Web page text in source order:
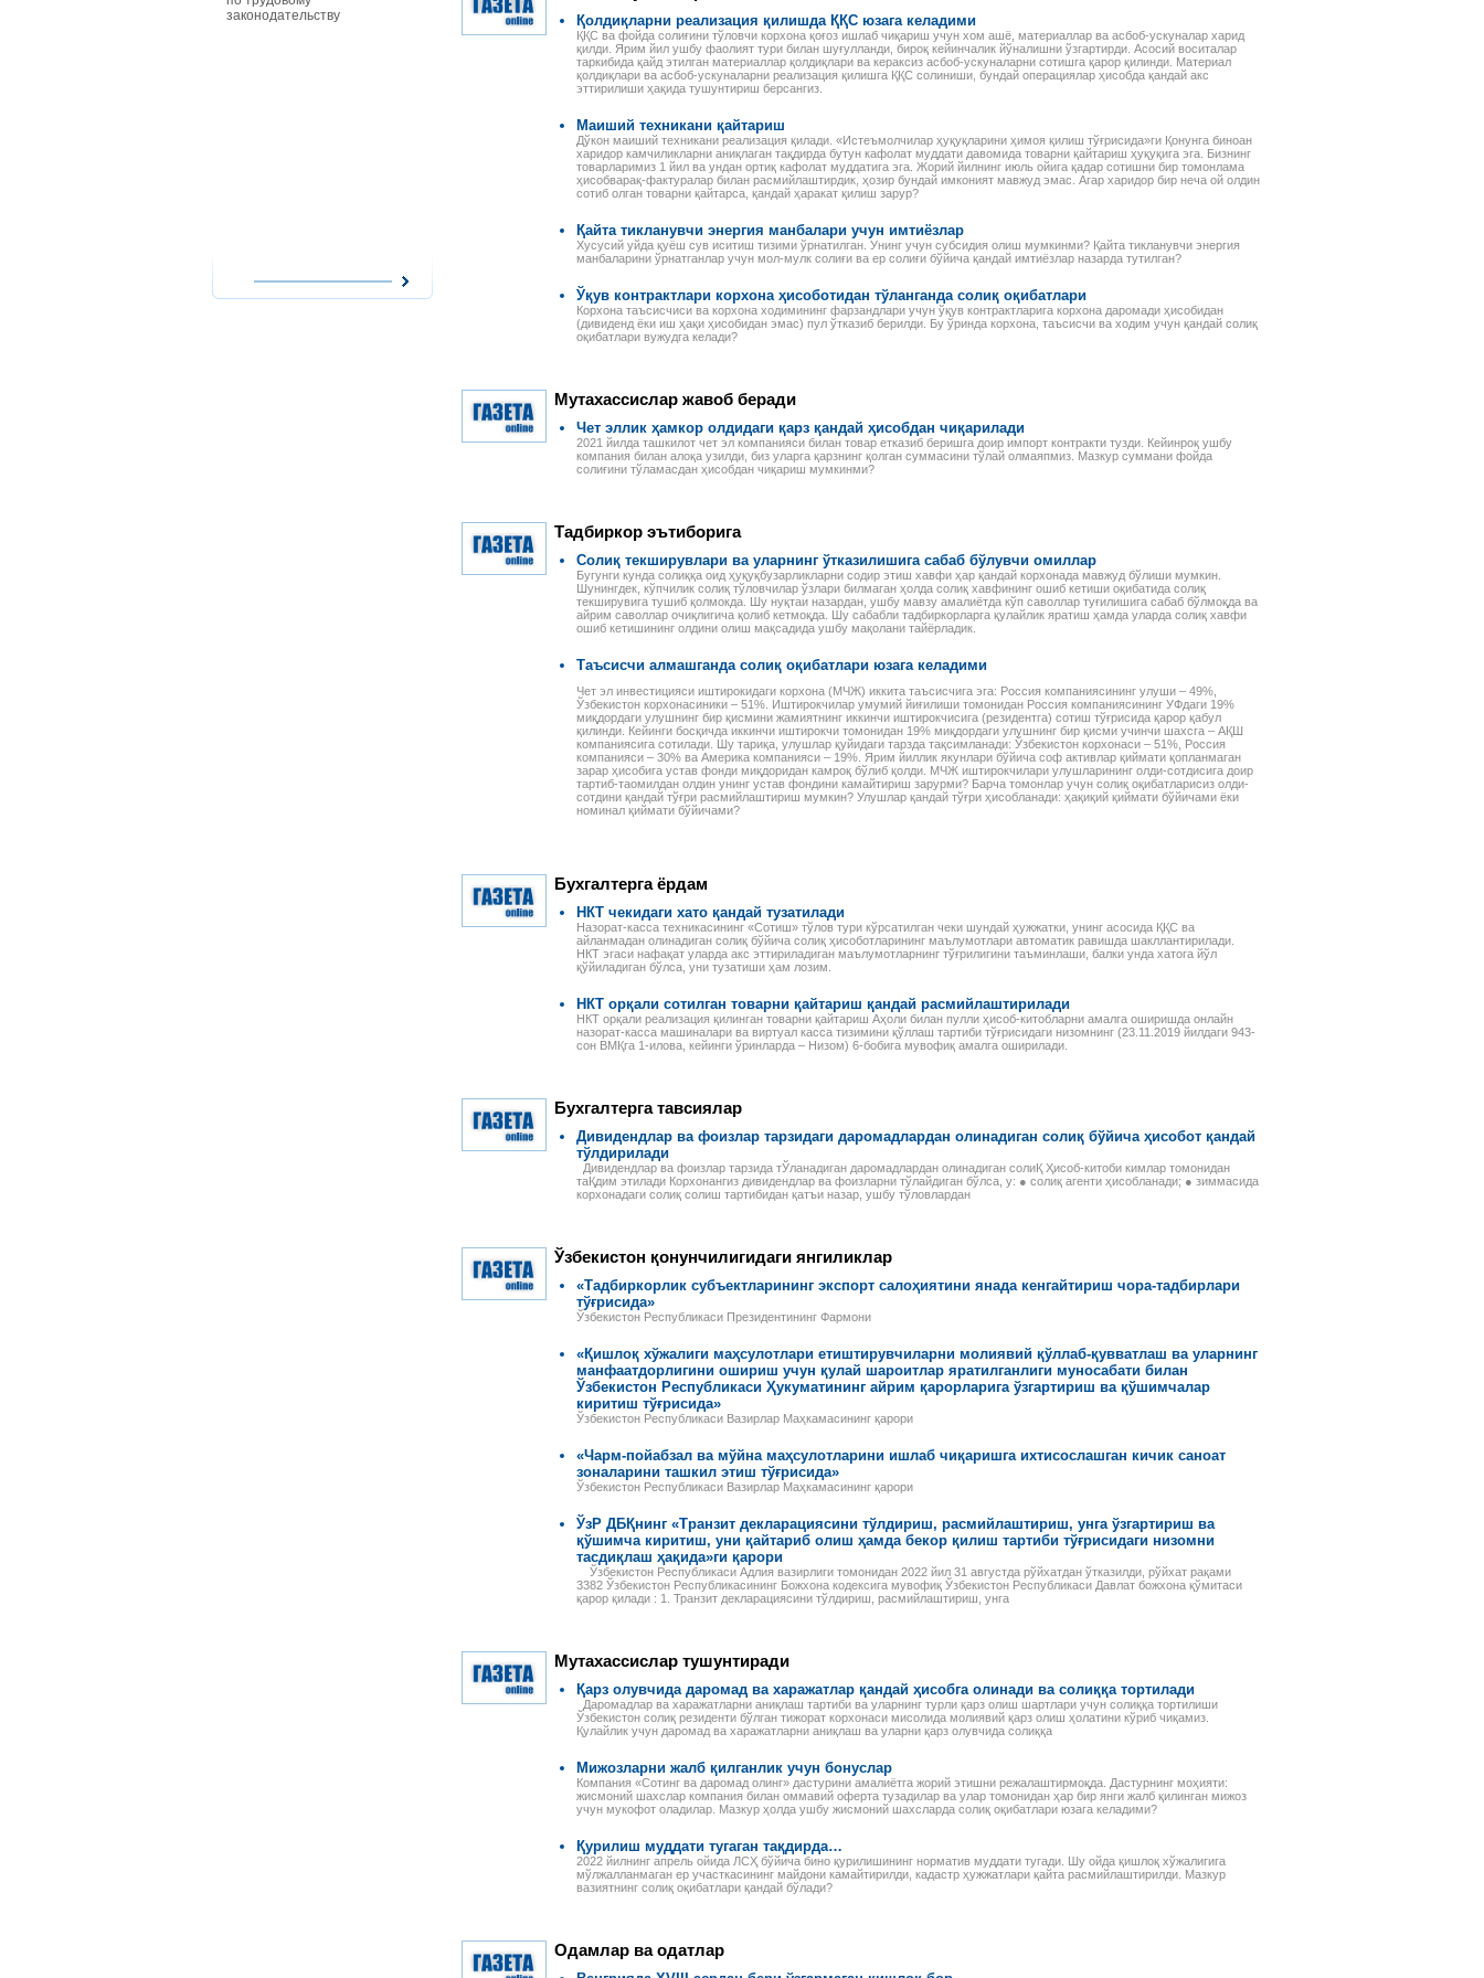
законодательству
совместителей, сезонных
работников и надомников —
действующие ограничения
совместителей, начисление
им заработной платы при
форме оплаты труда, виды
сезонных работ и расчеты с
работниками-сезонщиками,
особенности организации
надомного труда и выгоды
надомников, возмещение
Республики Узбекистан,
постановления и
распоряжения Кабинета
министров Республики
Узбекистан,
Министерством юстиции
Республики Узбекистан, а
также иные нормативные
акты, в том числе
ведомственные и местные,
касающиеся вопросов
расчетами, с учетом всех
изменений и дополнений,
внесенных в
законодательство.
нематериальных активов,
финансовых инвестиций и др.
Қолдиқларни реализация қилишда ҚҚС юзага келадими
ҚҚС ва фойда солиғини тўловчи корхона қоғоз ишлаб чиқариш учун хом ашё, материаллар ва асбоб-ускуналар харид
қилди. Ярим йил ушбу фаолият тури билан шуғулланди, бироқ кейинчалик йўналишни ўзгартирди. Асосий воситалар
таркибида қайд этилган материаллар қолдиқлари ва кераксиз асбоб-ускуналарни сотишга қарор қилинди. Материал
қолдиқлари ва асбоб-ускуналарни реализация қилишга ҚҚС солиниши, бундай операциялар ҳисобда қандай акс
эттирилиши ҳақида тушунтириш берсангиз.
Маиший техникани қайтариш
Дўкон маиший техникани реализация қилади. «Истеъмолчилар ҳуқуқларини ҳимоя қилиш тўғрисида»ги Қонунга биноан
харидор камчиликларни аниқлаган тақдирда бутун кафолат муддати давомида товарни қайтариш ҳуқуқига эга. Бизнинг
товарларимиз 1 йил ва ундан ортиқ кафолат муддатига эга. Жорий йилнинг июль ойига қадар сотишни бир томонлама
ҳисобварақ-фактуралар билан расмийлаштирдик, ҳозир бундай имконият мавжуд эмас. Агар харидор бир неча ой олдин
сотиб олган товарни қайтарса, қандай ҳаракат қилиш зарур?
Қайта тикланувчи энергия манбалари учун имтиёзлар
Хусусий уйда қуёш сув иситиш тизими ўрнатилган. Унинг учун субсидия олиш мумкинми? Қайта тикланувчи энергия
манбаларини ўрнатганлар учун мол-мулк солиғи ва ер солиғи бўйича қандай имтиёзлар назарда тутилган?
Ўқув контрактлари корхона ҳисоботидан тўланганда солиқ оқибатлари
Корхона таъсисчиси ва корхона ходимининг фарзандлари учун ўқув контрактларига корхона даромади ҳисобидан
(дивиденд ёки иш ҳақи ҳисобидан эмас) пул ўтказиб берилди. Бу ўринда корхона, таъсисчи ва ходим учун қандай солиқ
оқибатлари вужудга келади?
Мутахассислар жавоб беради
Чет эллик ҳамкор олдидаги қарз қандай ҳисобдан чиқарилади
2021 йилда ташкилот чет эл компанияси билан товар етказиб беришга доир импорт контракти тузди. Кейинроқ ушбу
компания билан алоқа узилди, биз уларга қарзнинг қолган суммасини тўлай олмаяпмиз. Мазкур суммани фойда
солиғини тўламасдан ҳисобдан чиқариш мумкинми?
Тадбиркор эътиборига
Солиқ текширувлари ва уларнинг ўтказилишига сабаб бўлувчи омиллар
Бугунги кунда солиққа оид ҳуқуқбузарликларни содир этиш хавфи ҳар қандай корхонада мавжуд бўлиши мумкин.
Шунингдек, кўпчилик солиқ тўловчилар ўзлари билмаган ҳолда солиқ хавфининг ошиб кетиши оқибатида солиқ
текширувига тушиб қолмокда. Шу нуқтаи назардан, ушбу мавзу амалиётда кўп саволлар туғилишига сабаб бўлмоқда ва
айрим саволлар очиқлигича қолиб кетмоқда. Шу сабабли тадбиркорларга қулайлик яратиш ҳамда уларда солиқ хавфи
ошиб кетишининг олдини олиш мақсадида ушбу мақолани тайёрладик.
Таъсисчи алмашганда солиқ оқибатлари юзага келадими
Чет эл инвестицияси иштирокидаги корхона (МЧЖ) иккита таъсисчига эга: Россия компаниясининг улуши – 49%,
Ўзбекистон корхонасиники – 51%. Иштирокчилар умумий йиғилиши томонидан Россия компаниясининг УФдаги 19%
миқдордаги улушнинг бир қисмини жамиятнинг иккинчи иштирокчисига (резидентга) сотиш тўғрисида қарор қабул
қилинди. Кейинги босқичда иккинчи иштирокчи томонидан 19% миқдордаги улушнинг бир қисми учинчи шахсга – АҚШ
компаниясига сотилади. Шу тариқа, улушлар қуйидаги тарзда тақсимланади: Ўзбекистон корхонаси – 51%, Россия
компанияси – 30% ва Америка компанияси – 19%. Ярим йиллик якунлари бўйича соф активлар қиймати қопланмаган
зарар ҳисобига устав фонди миқдоридан камроқ бўлиб қолди. МЧЖ иштирокчилари улушларининг олди-сотдисига доир
тартиб-таомилдан олдин унинг устав фондини камайтириш зарурми? Барча томонлар учун солиқ оқибатларисиз олди-
сотдини қандай тўғри расмийлаштириш мумкин? Улушлар қандай тўғри ҳисобланади: ҳақиқий қиймати бўйичами ёки
номинал қиймати бўйичами?
Бухгалтерга ёрдам
НКТ чекидаги хато қандай тузатилади
Назорат-касса техникасининг «Сотиш» тўлов тури кўрсатилган чеки шундай ҳужжатки, унинг асосида ҚҚС ва
айланмадан олинадиган солиқ бўйича солиқ ҳисоботларининг маълумотлари автоматик равишда шакллантирилади.
НКТ эгаси нафақат уларда акс эттириладиган маълумотларнинг тўғрилигини таъминлаши, балки унда хатога йўл
қўйиладиган бўлса, уни тузатиши ҳам лозим.
НКТ орқали сотилган товарни қайтариш қандай расмийлаштирилади
НКТ орқали реализация қилинган товарни қайтариш Аҳоли билан пулли ҳисоб-китобларни амалга оширишда онлайн
назорат-касса машиналари ва виртуал касса тизимини қўллаш тартиби тўғрисидаги низомнинг (23.11.2019 йилдаги 943-
сон ВМҚга 1-илова, кейинги ўринларда – Низом) 6-бобига мувофиқ амалга оширилади.
Бухгалтерга тавсиялар
Дивидендлар ва фоизлар тарзидаги даромадлардан олинадиган солиқ бўйича ҳисобот қандай
тўлдирилади
Дивидендлар ва фоизлар тарзида тЎланадиган даромадлардан олинадиган солиҚ Ҳисоб-китоби кимлар томонидан
таҚдим этилади Корхонангиз дивидендлар ва фоизларни тўлайдиган бўлса, у: ● солиқ агенти ҳисобланади; ● зиммасида
корхонадаги солиқ солиш тартибидан қатъи назар, ушбу тўловлардан
Ўзбекистон қонунчилигидаги янгиликлар
«Тадбиркорлик субъектларининг экспорт салоҳиятини янада кенгайтириш чора-тадбирлари
тўғрисида»
Ўзбекистон Республикаси Президентининг Фармони
«Қишлоқ хўжалиги маҳсулотлари етиштирувчиларни молиявий қўллаб-қувватлаш ва уларнинг
манфаатдорлигини ошириш учун қулай шароитлар яратилганлиги муносабати билан
Ўзбекистон Республикаси Ҳукуматининг айрим қарорларига ўзгартириш ва қўшимчалар
киритиш тўғрисида»
Ўзбекистон Республикаси Вазирлар Маҳкамасининг қарори
«Чарм-пойабзал ва мўйна маҳсулотларини ишлаб чиқаришга ихтисослашган кичик саноат
зоналарини ташкил этиш тўғрисида»
Ўзбекистон Республикаси Вазирлар Маҳкамасининг қарори
ЎзР ДБҚнинг «Транзит декларациясини тўлдириш, расмийлаштириш, унга ўзгартириш ва
қўшимча киритиш, уни қайтариб олиш ҳамда бекор қилиш тартиби тўғрисидаги низомни
тасдиқлаш ҳақида»ги қарори
Ўзбекистон Республикаси Адлия вазирлиги томонидан 2022 йил 31 августда рўйхатдан ўтказилди, рўйхат рақами
3382 Ўзбекистон Республикасининг Божхона кодексига мувофиқ Ўзбекистон Республикаси Давлат божхона қўмитаси
қарор қилади : 1. Транзит декларациясини тўлдириш, расмийлаштириш, унга
Мутахассислар тушунтиради
Қарз олувчида даромад ва харажатлар қандай ҳисобга олинади ва солиққа тортилади
Даромадлар ва харажатларни аниқлаш тартиби ва уларнинг турли қарз олиш шартлари учун солиққа тортилиши
Ўзбекистон солиқ резиденти бўлган тижорат корхонаси мисолида молиявий қарз олиш ҳолатини кўриб чиқамиз.
Қулайлик учун даромад ва харажатларни аниқлаш ва уларни қарз олувчида солиққа
Мижозларни жалб қилганлик учун бонуслар
Компания «Сотинг ва даромад олинг» дастурини амалиётга жорий этишни режалаштирмоқда. Дастурнинг моҳияти:
жисмоний шахслар компания билан оммавий оферта тузадилар ва улар томонидан ҳар бир янги жалб қилинган мижоз
учун мукофот оладилар. Мазкур ҳолда ушбу жисмоний шахсларда солиқ оқибатлари юзага келадими?
Қурилиш муддати тугаган тақдирда…
2022 йилнинг апрель ойида ЛСҲ бўйича бино қурилишининг норматив муддати тугади. Шу ойда қишлоқ хўжалигига
мўлжалланмаган ер участкасининг майдони камайтирилди, кадастр ҳужжатлари қайта расмийлаштирилди. Мазкур
вазиятнинг солиқ оқибатлари қандай бўлади?
Одамлар ва одатлар